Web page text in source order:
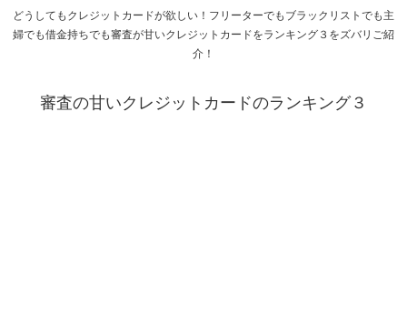
どうしてもクレジットカードが欲しい！フリーターでもブラックリストでも主
婦でも借金持ちでも審査が甘いクレジットカードをランキング３をズバリご紹
介！
審査の甘いクレジットカードのランキング３